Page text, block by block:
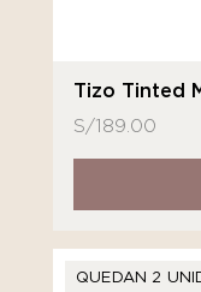
Tizo Tinted
S/189.00
QUEDAN 2